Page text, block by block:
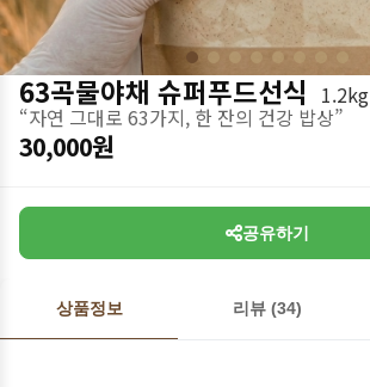
63곡물야채 슈퍼푸드선식 1.2kg
“자연 그대로 63가지, 한 잔의 건강 밥상”
30,000원
공유하기
상품정보 리뷰 (34)